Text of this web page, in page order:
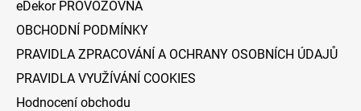
eDekor PROVOZOVNA
OBCHODNÍ PODMÍNKY
PRAVIDLA ZPRACOVÁNÍ A OCHRANY OSOBNÍCH ÚDAJŮ
PRAVIDLA VYUŽÍVÁNÍ COOKIES
Hodnocení obchodu